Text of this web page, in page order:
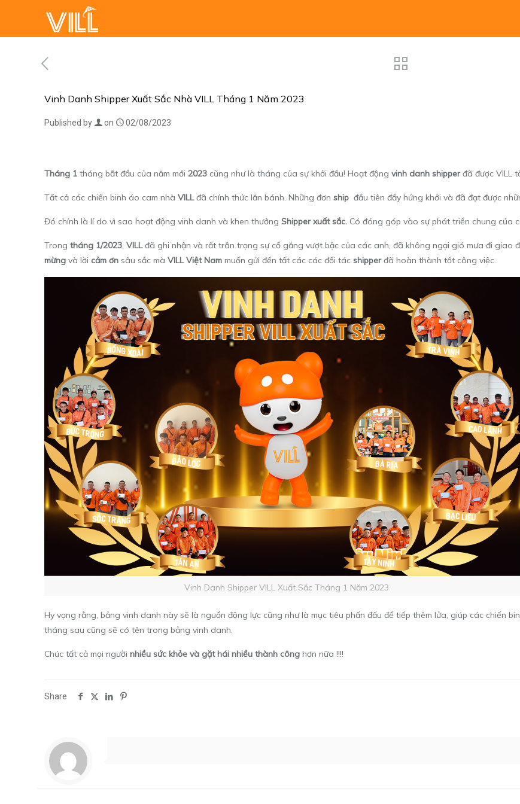
Vinh Danh Shipper Xuất Sắc Nhà VILL Tháng 1 Năm 2023
Published by on 02/08/2023
Tháng 1 tháng bắt đầu của năm mới2023 cũng như là tháng của sự khởi đầu! Hoạt độngvinh danh shipperđã được VILL
Tất cả các chiến binh áo cam nhàVILLđã chính thức lăn bánh. Những đơnship đầu tiên đầy hứng khởi và đã đạt được
Đó chính là lí do vì sao hoạt động vinh danh và khen thưởngShipper xuất sắc. Có đóng góp vào sự phát triển chung của
Trongtháng 1/2023,VILLđã ghi nhận và rất trân trọng sự cố gắng vượt bậc của các anh, đã không ngại gió mưa đi giao
mừng và lời cảm ơn sâu sắc màVILL Việt Nam muốn gửi đến tất các các đối tácshipperđã hoàn thành tốt công việc.
Vinh Danh Shipper VILL Xuất Sắc Tháng 1 Năm 2023
Hy vọng rằng, bảng vinh danh này sẽ là nguồn động lực cũng như là mục tiêu phấn đấu để tiếp thêm lửa, giúp các chiến
tháng sau cũng sẽ có tên trong bảng vinh danh.
Chúc tất cả mọi ngườinhiều sức khỏe và gặt hái nhiều thành công hơn nữa !!!!
Share